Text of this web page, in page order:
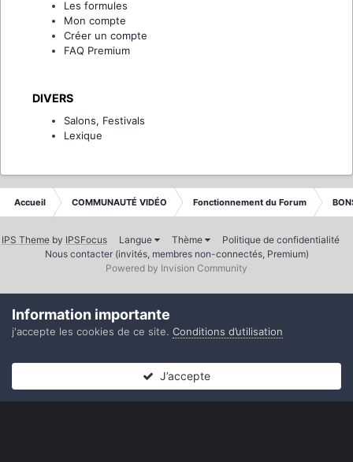
Les formules
Mon compte
Créer un compte
FAQ Premium
DIVERS
Salons, Festivals
Lexique
Accueil COMMUNAUTÉ VIDÉO Fonctionnement du Forum
IPS Theme by IPSFocus Langue Thème
Politique de confidentialité
Nous contacter (invités, membres non-connectés, Premium)
Powered by Invision Community
Information importante
j'accepte les cookies de ce site. Conditions d’utilisation
J’accepte